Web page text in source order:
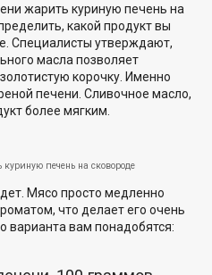
жарить куриную печень на
какой продукт вы
Специалисты утверждают,
масла позволяет
корочку. Именно
печени. Сливочное масло,
более мягким.
печень на сковороде
Мясо просто медленно
что делает его очень
варианта вам понадобятся: